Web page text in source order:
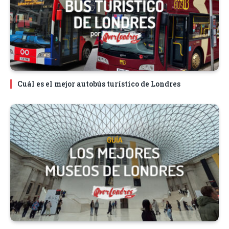
Cuál es el mejor autobús turístico de Londres